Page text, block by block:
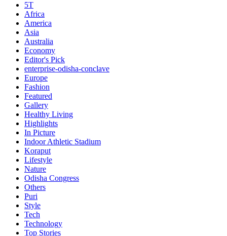
5T
Africa
America
Asia
Australia
Economy
Editor's Pick
enterprise-odisha-conclave
Europe
Fashion
Featured
Gallery
Healthy Living
Highlights
In Picture
Indoor Athletic Stadium
Koraput
Lifestyle
Nature
Odisha Congress
Others
Puri
Style
Tech
Technology
Top Stories